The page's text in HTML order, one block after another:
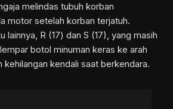
melindas tubuh korban
motor setelah korban terjatuh.
lainnya, R (17) dan S (17), yang masih
botol minuman keras ke arah
kehilangan kendali saat berkendara.